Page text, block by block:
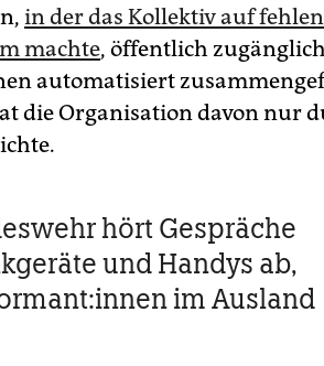
in der das Kollektiv auf
machte, öffentlich
automatisiert
die Organisation davon nur
hört Gespräche
und Handys ab,
im Ausland